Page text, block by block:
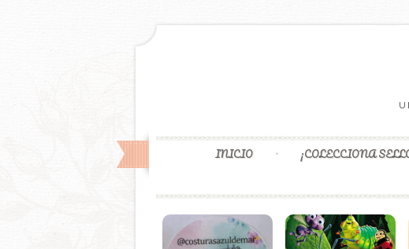
INICIO ¡COLECCIONA